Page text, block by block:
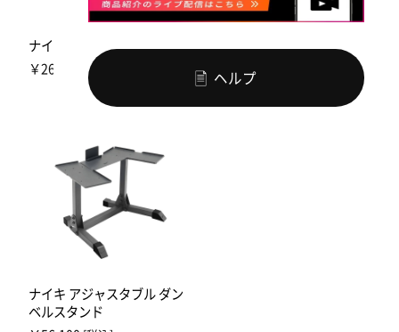
ヘルプ
ナイキ ダンベルツリー
￥26,070
[税込]
ナイキ ケトルベル アンド ダ
￥79,200
ナイキ アジャスタブル ダン
ベルスタンド